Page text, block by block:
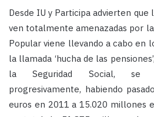
Desde IU y Participa advierten que
ven totalmente amenazadas por
Popular viene llevando a cabo en
la llamada ‘hucha de las
la Seguridad Social, se
progresivamente, habiendo
euros en 2011 a 15.020 millones